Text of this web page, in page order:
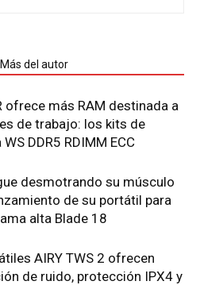
Más del autor
ofrece más RAM destinada a
de trabajo: los kits de
DDR5 RDIMM ECC
desmotrando su músculo
de su portátil para
alta Blade 18
AIRY TWS 2 ofrecen
de ruido, protección IPX4 y